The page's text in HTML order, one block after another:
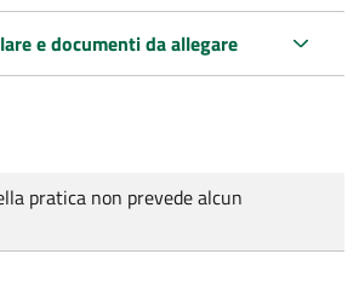
e documenti da allegare
pratica non prevede alcun